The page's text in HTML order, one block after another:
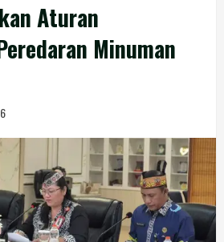
Aturan
Minuman